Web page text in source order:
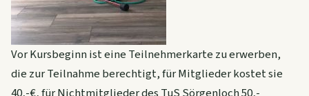
Vor Kursbeginn ist eine Teilnehmerkarte zu erwerben,
die zur Teilnahme berechtigt, für Mitglieder kostet sie